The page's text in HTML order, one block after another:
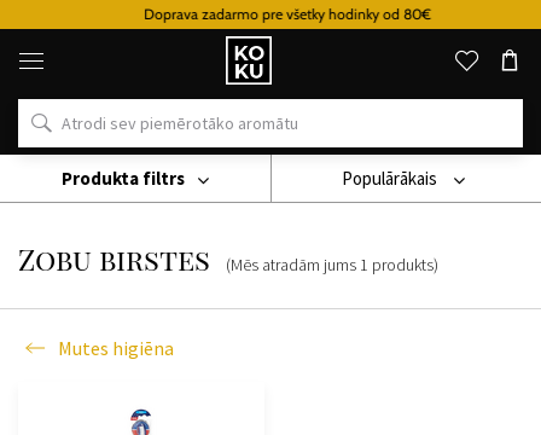
Doprava zadarmo pre všetky hodinky od 80€
Oriģinālie
parfimērijas
izstrādājumi
un
pulksteņi
vietā
Kozmetika
Mutes Higiēna Zobu Birstes
Zobu birstes (Mēs atradām jums 1 produkts)
Populārākais
Mutes higiēna
Produkta filtrs